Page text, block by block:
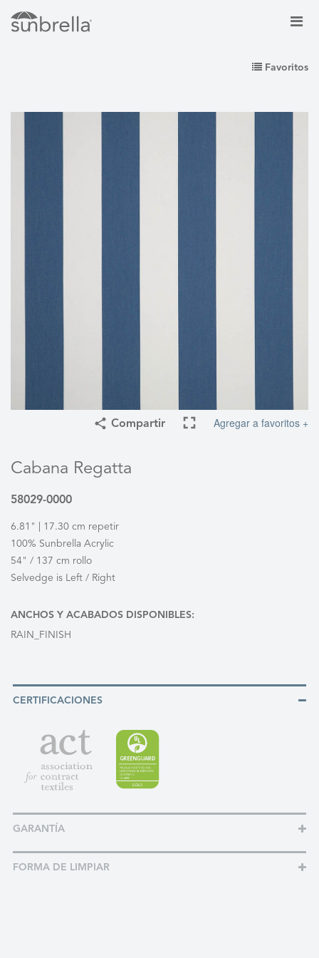
Favoritos
Compartir Agregar a favoritos +
Cabana Regatta
58029-0000
6.81" | 17.30 cm repetir
100% Sunbrella Acrylic
54" / 137 cm rollo
Selvedge is Left / Right
ANCHOS Y ACABADOS DISPONIBLES:
RAIN_FINISH
CERTIFICACIONES
GARANTÍA
FORMA DE LIMPIAR